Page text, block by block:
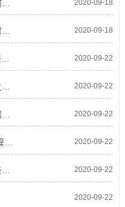
贵阳拉伸膜的生产的标准要求及如何满足的要求是什么? 2020-09-18
贵阳佛山拉伸膜透气性能检测试验时需重视的问题 2020-09-18
贵阳pe缠绕膜宽50cm塑料保护 包装膜打包膜拉伸膜大卷工业保鲜膜 2020-09-22
贵阳工业保鲜膜和食用保鲜膜两者之间的区别 2020-09-22
贵阳如何辨别保鲜膜的好坏简单五招，让你当专家 2020-09-22
贵阳如何分辨PVC保鲜膜和PE保鲜膜使用 应用 2020-09-22
贵阳保鲜膜小窍你知道多少，专家亲身试验教你如何辨别工业 2020-09-22
2020-09-22